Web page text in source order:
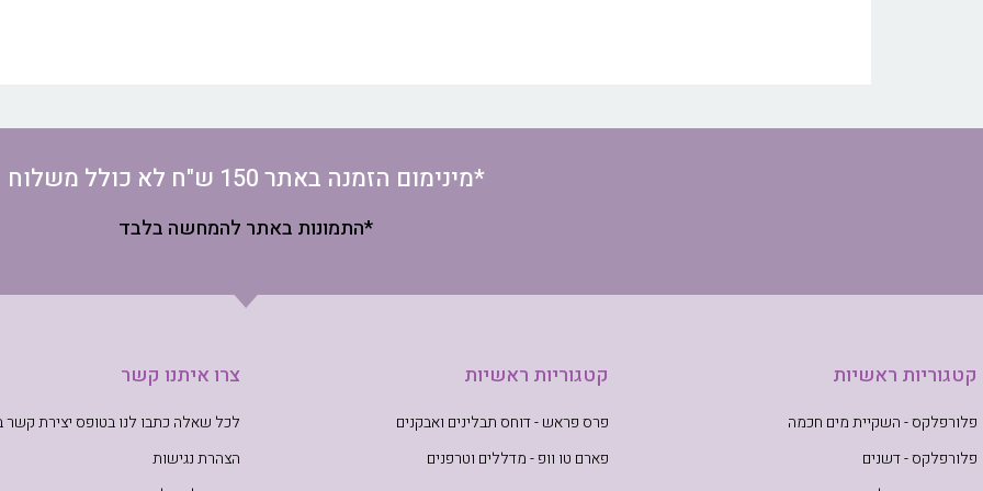
*מינימום הזמנה באתר 150 ש"ח לא כולל משלוח
*התמונות באתר להמחשה בלבד
קטגוריות ראשיות
פלורפלקס - השקיית מים חכמה
פלורפלקס - דשנים
קטגוריות ראשיות
פרס פראש - דוחס תבלינים ואבקנים
פארם טו וופ - מדללים וטרפנים
צרו איתנו קשר
לכל שאלה כתבו לנו בטופס יצירת קשר
הצהרת נגישות